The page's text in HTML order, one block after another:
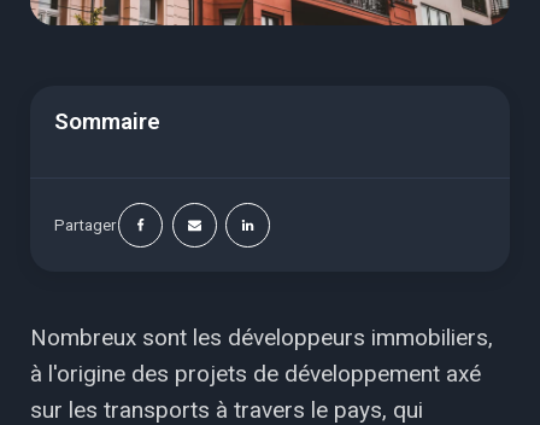
Sommaire
Partager
Nombreux sont les développeurs immobiliers,
à l'origine des projets de développement axé
sur les transports à travers le pays, qui